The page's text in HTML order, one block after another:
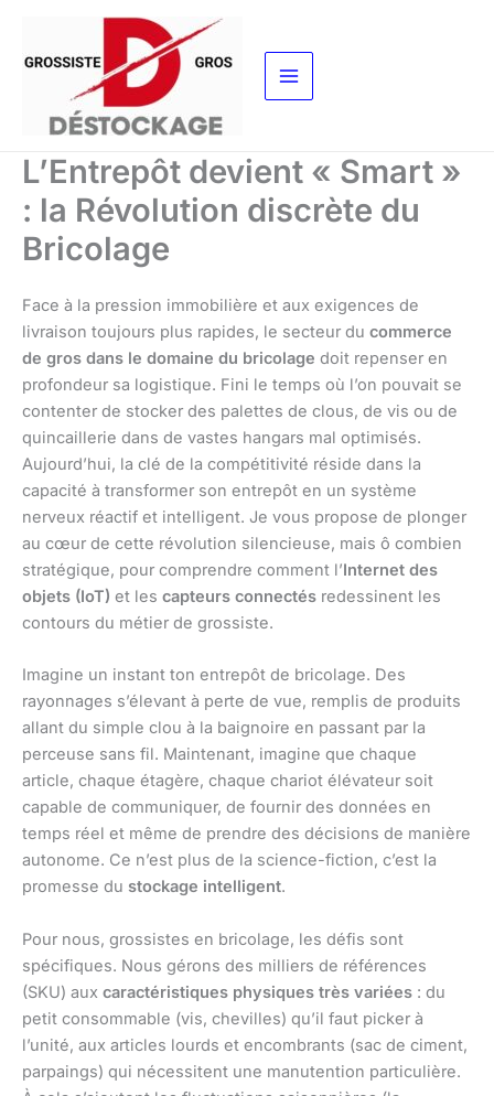
contenu
L’Entrepôt devient « Smart »
: la Révolution discrète du
Bricolage
Face à la pression immobilière et aux exigences de
livraison toujours plus rapides, le secteur du commerce
de gros dans le domaine du bricolage doit repenser en
profondeur sa logistique. Fini le temps où l’on pouvait se
contenter de stocker des palettes de clous, de vis ou de
quincaillerie dans de vastes hangars mal optimisés.
Aujourd’hui, la clé de la compétitivité réside dans la
capacité à transformer son entrepôt en un système
nerveux réactif et intelligent. Je vous propose de plonger
au cœur de cette révolution silencieuse, mais ô combien
stratégique, pour comprendre comment l’Internet des
objets (IoT) et les capteurs connectés redessinent les
contours du métier de grossiste.
Imagine un instant ton entrepôt de bricolage. Des
rayonnages s’élevant à perte de vue, remplis de produits
allant du simple clou à la baignoire en passant par la
perceuse sans fil. Maintenant, imagine que chaque
article, chaque étagère, chaque chariot élévateur soit
capable de communiquer, de fournir des données en
temps réel et même de prendre des décisions de manière
autonome. Ce n’est plus de la science-fiction, c’est la
promesse du stockage intelligent.
Pour nous, grossistes en bricolage, les défis sont
spécifiques. Nous gérons des milliers de références
(SKU) aux caractéristiques physiques très variées : du
petit consommable (vis, chevilles) qu’il faut picker à
l’unité, aux articles lourds et encombrants (sac de ciment,
parpaings) qui nécessitent une manutention particulière.